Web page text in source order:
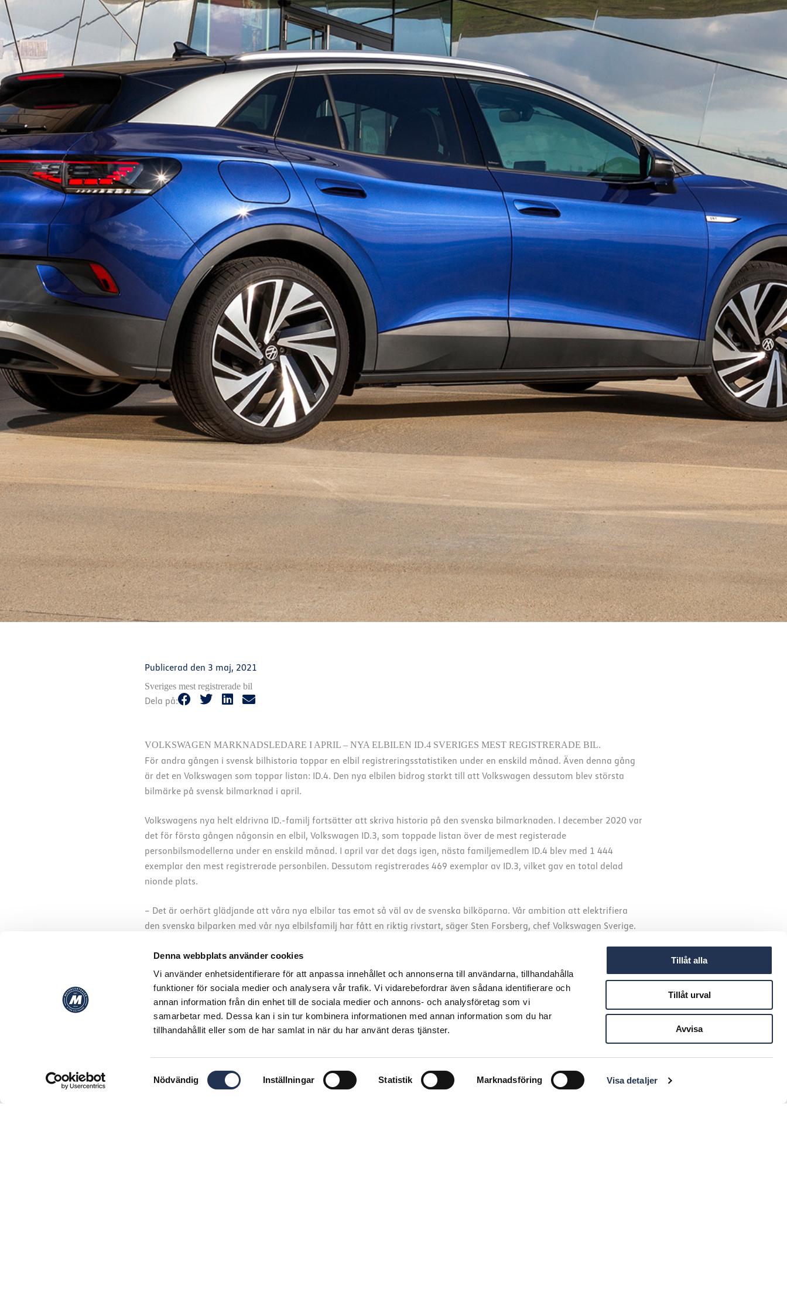
Denna webbplats använder cookies
Vi använder enhetsidentifierare för att anpassa innehållet och annonserna till användarna, tillhandahålla
funktioner för sociala medier och analysera vår trafik. Vi vidarebefordrar även sådana identifierare och
annan information från din enhet till de sociala medier och annons- och analysföretag som vi
samarbetar med. Dessa kan i sin tur kombinera informationen med annan information som du har
tillhandahållit eller som de har samlat in när du har använt deras tjänster.
Samtyckesval
Nödvändig Inställningar Statistik Marknadsföring Visa detaljer
Tillåt alla
Tillåt urval
Avvisa
Publicerad den 3 maj, 2021
Sveriges mest registrerade bil
Dela på:
VOLKSWAGEN MARKNADSLEDARE I APRIL – NYA ELBILEN ID.4 SVERIGES MEST REGISTRERADE BIL.
För andra gången i svensk bilhistoria toppar en elbil registreringsstatistiken under en enskild månad. Även denna gång
är det en Volkswagen som toppar listan: ID.4. Den nya elbilen bidrog starkt till att Volkswagen dessutom blev största
bilmärke på svensk bilmarknad i april.
Volkswagens nya helt eldrivna ID.-familj fortsätter att skriva historia på den svenska bilmarknaden. I december 2020 var
det för första gången någonsin en elbil, Volkswagen ID.3, som toppade listan över de mest registerade
personbilsmodellerna under en enskild månad. I april var det dags igen, nästa familjemedlem ID.4 blev med 1 444
exemplar den mest registrerade personbilen. Dessutom registrerades 469 exemplar av ID.3, vilket gav en total delad
nionde plats.
– Det är oerhört glädjande att våra nya elbilar tas emot så väl av de svenska bilköparna. Vår ambition att elektrifiera
den svenska bilparken med vår nya elbilsfamilj har fått en riktig rivstart, säger Sten Forsberg, chef Volkswagen Sverige.
Under april registrerade Volkswagen totalt 3 464 nya personbilar på den svenska marknaden enligt statistik från BIL
Sweden. Detta gjorde Volkswagen till Sverige-etta med en marknadsandel på 15,8 %.
Läs mer